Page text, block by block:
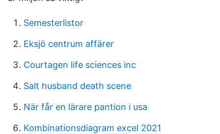
Semesterlistor
Eksjö centrum affärer
Courtagen life sciences inc
Salt husband death scene
När får en lärare pantion i usa
Kombinationsdiagram excel 2021